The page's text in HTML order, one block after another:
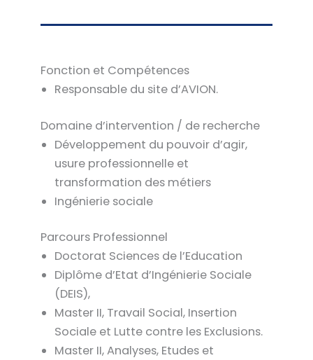
Fonction et Compétences
Responsable du site d’AVION.
Domaine d’intervention / de recherche
Développement du pouvoir d’agir,
usure professionnelle et
transformation des métiers
Ingénierie sociale
Parcours Professionnel
Doctorat Sciences de l’Education
Diplôme d’Etat d’Ingénierie Sociale
(DEIS),
Master II, Travail Social, Insertion
Sociale et Lutte contre les Exclusions.
Master II, Analyses, Etudes et